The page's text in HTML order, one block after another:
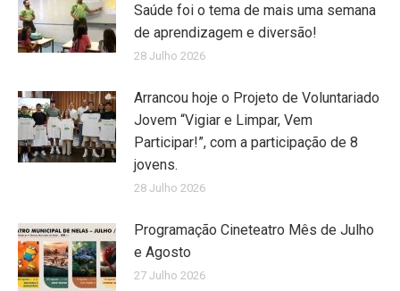
Saúde foi o tema de mais uma semana
de aprendizagem e diversão!
28 Julho 2026
Arrancou hoje o Projeto de Voluntariado
Jovem “Vigiar e Limpar, Vem
Participar!”, com a participação de 8
jovens.
28 Julho 2026
Programação Cineteatro Mês de Julho
e Agosto
27 Julho 2026